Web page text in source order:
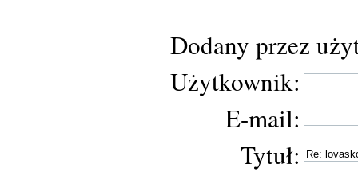
Dodany przez
Użytkownik:
E-mail:
Tytuł: